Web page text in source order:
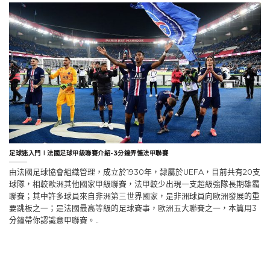
足球迷入門∣法國足球甲級聯賽介紹-3分鐘弄懂法甲聯賽
由法國足球協會組織管理，成立於1930年，隸屬於UEFA，目前共有20支
球隊，相較歐洲其他國家甲級聯賽，法甲較少出現一支超級強隊長期雄霸
聯賽；其中許多球員來自非洲第三世界國家，是非洲球員向歐洲發展的重
要跳板之一；是法國最高等級的足球賽事，歐洲五大聯賽之一，本篇用3
分鐘帶你認識意甲聯賽。..